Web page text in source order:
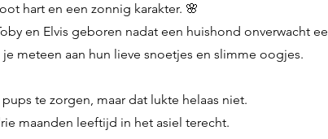
hart en een zonnig karakter. 🌸
en Elvis geboren nadat een huishond onverwacht
meteen aan hun lieve snoetjes en slimme oogjes.
te zorgen, maar dat lukte helaas niet.
maanden leeftijd in het asiel terecht.